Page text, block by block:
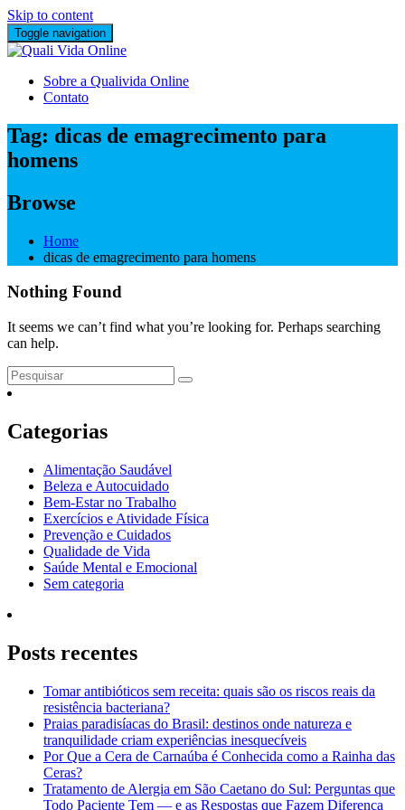
Skip to content
Toggle navigation
Sobre a Qualivida Online
Contato
Tag: dicas de emagrecimento para
homens
Browse
Home
dicas de emagrecimento para homens
Nothing Found
It seems we can’t find what you’re looking for. Perhaps searching
can help.
Categorias
Alimentação Saudável
Beleza e Autocuidado
Bem-Estar no Trabalho
Exercícios e Atividade Física
Prevenção e Cuidados
Qualidade de Vida
Saúde Mental e Emocional
Sem categoria
Posts recentes
Tomar antibióticos sem receita: quais são os riscos reais da
resistência bacteriana?
Praias paradisíacas do Brasil: destinos onde natureza e
tranquilidade criam experiências inesquecíveis
Por Que a Cera de Carnaúba é Conhecida como a Rainha das
Ceras?
Tratamento de Alergia em São Caetano do Sul: Perguntas que
Todo Paciente Tem — e as Respostas que Fazem Diferença